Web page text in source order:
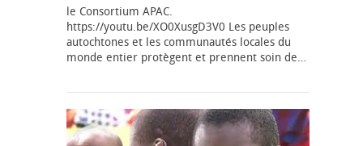
le Consortium APAC.
https://youtu.be/XO0XusgD3V0 Les peuples
autochtones et les communautés locales du
monde entier protègent et prennent soin de…